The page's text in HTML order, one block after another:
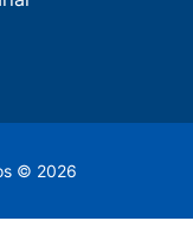
© 2026